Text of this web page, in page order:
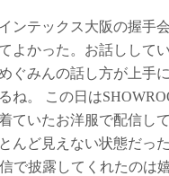
ンテックス大阪の握手
よかった。お話しして
ぐみんの話し方が上手
ね。 この日は
ていたお洋服で配信し
んど見えない状態だっ
で披露してくれたのは